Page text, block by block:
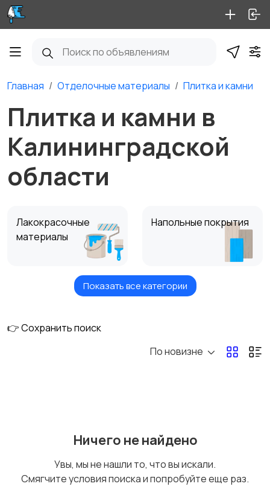
Главная Отделочные материалы Плитка и камни
Плитка и камни в
Калининградской
области
Лакокрасочные
материалы
Напольные покрытия
Плитка и камни Потолки
Показать все категории
👉 Сохранить поиск
По новизне
Ничего не найдено
Увы, мы не нашли то, что вы искали.
Смягчите условия поиска и попробуйте еще раз.